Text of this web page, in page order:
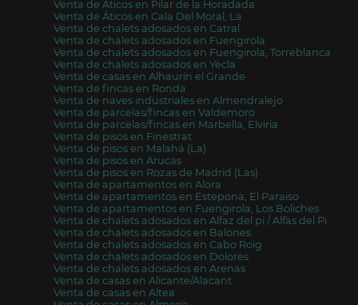
Venta de Áticos en Pilar de la Horadada
Venta de Áticos en Cala Del Moral, La
Venta de chalets adosados en Catral
Venta de chalets adosados en Fuengirola
Venta de chalets adosados en Fuengirola, Torreblanca
Venta de chalets adosados en Yecla
Venta de casas en Alhaurín el Grande
Venta de fincas en Ronda
Venta de naves industriales en Almendralejo
Venta de parcelas/fincas en Valdemoro
Venta de parcelas/fincas en Marbella, Elviria
Venta de pisos en Finestrat
Venta de pisos en Malahá (La)
Venta de pisos en Arucas
Venta de pisos en Rozas de Madrid (Las)
Venta de apartamentos en Alora
Venta de apartamentos en Estepona, El Paraiso
Venta de apartamentos en Fuengirola, Los Boliches
Venta de chalets adosados en Alfaz del pi / Alfàs del Pi
Venta de chalets adosados en Balones
Venta de chalets adosados en Cabo Roig
Venta de chalets adosados en Dolores
Venta de chalets adosados en Arenas
Venta de casas en Alicante/Alacant
Venta de casas en Altea